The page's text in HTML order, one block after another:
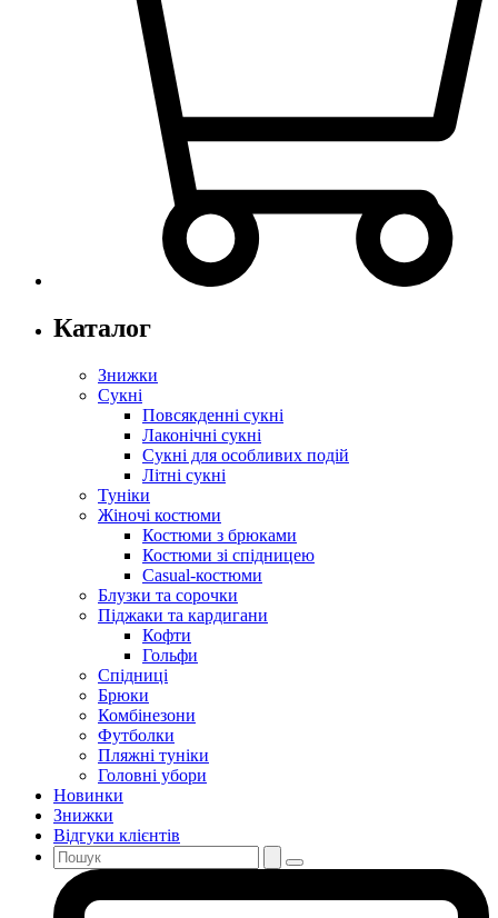
Каталог
Знижки
Сукні
Повсякденні сукні
Лаконічні сукні
Сукні для особливих подій
Літні сукні
Туніки
Жіночі костюми
Костюми з брюками
Костюми зі спідницею
Casual-костюми
Блузки та сорочки
Піджаки та кардигани
Кофти
Гольфи
Спідниці
Брюки
Комбінезони
Футболки
Пляжні туніки
Головні убори
Новинки
Знижки
Відгуки клієнтів